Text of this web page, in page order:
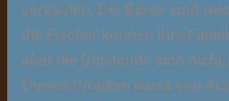
verkaufen. Die Boote sind
die Fischer können ihre
aber die Umstände sind nicht
Dieses Problem muss von